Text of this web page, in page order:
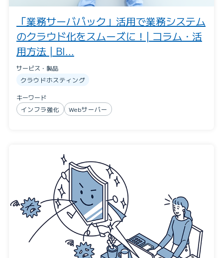
「業務サーバパック」活用で業務システム
のクラウド化をスムーズに！| コラム・活
用方法 | BI...
サービス・製品
クラウドホスティング
キーワード
インフラ強化
Webサーバー